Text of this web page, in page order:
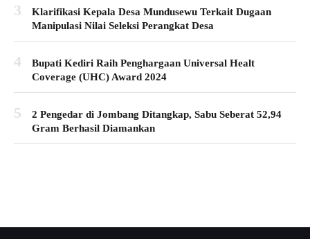
3
Klarifikasi Kepala Desa Mundusewu Terkait Dugaan
Manipulasi Nilai Seleksi Perangkat Desa
4
Bupati Kediri Raih Penghargaan Universal Healt
Coverage (UHC) Award 2024
5
2 Pengedar di Jombang Ditangkap, Sabu Seberat 52,94
Gram Berhasil Diamankan